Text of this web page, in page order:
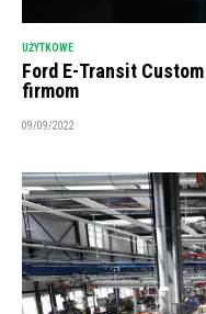
UŻYTKOWE
Ford E-Transit
firmom
09/09/2022